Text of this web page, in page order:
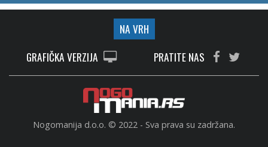
NA VRH
GRAFIČKA VERZIJA
PRATITE NAS
Nogomanija d.o.o. © 2022 - Sva prava su zadržana.